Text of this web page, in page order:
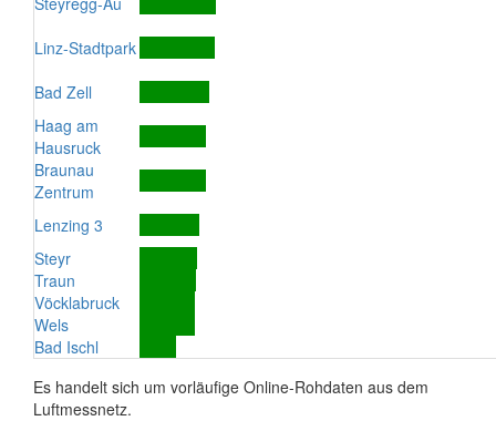
Linz-Stadtpark
Bad Zell
Haag am
Hausruck
Braunau
Zentrum
Lenzing 3
Steyr
Traun
Vöcklabruck
Wels
Bad Ischl
Es handelt sich um vorläufige Online-Rohdaten aus dem
Luftmessnetz.